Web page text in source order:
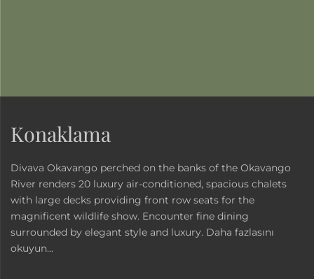
Konaklama
Divava Okavango perched on the banks of the Okavango
River renders 20 luxury air-conditioned, spacious chalets
with large decks providing front row seats for the
magnificent wildlife show. Encounter fine dining
surrounded by elegant style and luxury. Daha fazlasını
okuyun...